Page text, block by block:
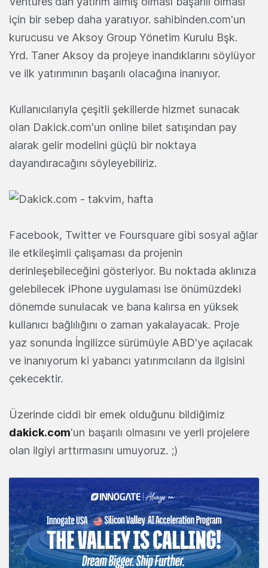
için bir sebep daha yaratıyor. sahibinden.com'un
kurucusu ve Aksoy Group Yönetim Kurulu Bşk.
Yrd. Taner Aksoy da projeye inandıklarını söylüyor
ve ilk yatırımının başarılı olacağına inanıyor.
Kullanıcılarıyla çeşitli şekillerde hizmet sunacak
olan Dakick.com'un online bilet satışından pay
alarak gelir modelini güçlü bir noktaya
dayandıracağını söyleyebiliriz.
Facebook, Twitter ve Foursquare gibi sosyal ağlar
ile etkileşimli çalışaması da projenin
derinleşebileceğini gösteriyor. Bu noktada aklınıza
gelebilecek iPhone uygulaması ise önümüzdeki
dönemde sunulacak ve bana kalırsa en yüksek
kullanıcı bağlılığını o zaman yakalayacak. Proje
yaz sonunda İngilizce sürümüyle ABD'ye açılacak
ve inanıyorum ki yabancı yatırımcıların da ilgisini
çekecektir.
Üzerinde ciddi bir emek olduğunu bildiğimiz
dakick.com'un başarılı olmasını ve yerli projelere
olan ilgiyi arttırmasını umuyoruz. ;)